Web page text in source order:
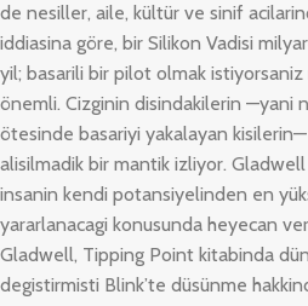
de nesiller, aile, kültür ve sinif
iddiasina göre, bir Silikon Vadisi
yil; basarili bir pilot olmak
önemli. Cizginin disindakilerin —yani
ötesinde basariyi yakalayan
alisilmadik bir mantik izliyor.
insanin kendi potansiyelinden en
yararlanacagi konusunda heyecan
Gladwell, Tipping Point kitabinda
degistirmisti Blink’te düsünme